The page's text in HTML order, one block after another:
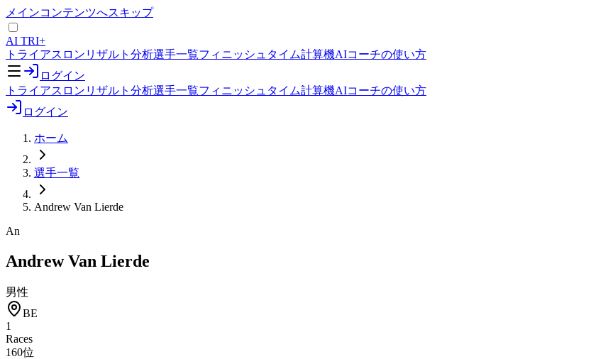
メインコンテンツへスキップ
AI TRI+
トライアスロンリザルト分析選手一覧フィニッシュタイム計算機AIコーチの使い方
ログイン
トライアスロンリザルト分析選手一覧フィニッシュタイム計算機AIコーチの使い方
ログイン
ホーム
選手一覧
Andrew Van Lierde
An
Andrew Van Lierde
男性
BE
1
Races
160位